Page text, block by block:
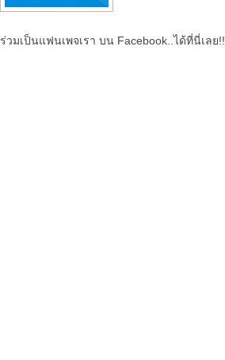
ร่วมเป็นแฟนเพจเรา บน Facebook..ได้ที่นี่เลย!!